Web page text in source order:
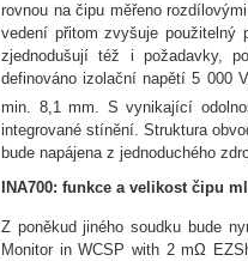
rovnou na čipu měřeno
vedení přitom zvyšuje použitelný
zjednodušují též i požadavky,
definováno izolační napětí 5 000 V
min. 8,1 mm. S vynikající
integrované stínění. Struktura
bude napájena z jednoduchého
INA700: funkce a velikost čipu
Z poněkud jiného soudku bude
Monitor in WCSP with 2 mΩ